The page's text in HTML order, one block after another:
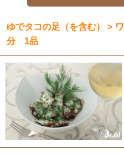
ゆでタコの足（を含む） >
分 1品